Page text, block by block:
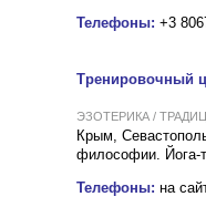
Телефоны: +3
Тренировочный
ЭЗОТЕРИКА /
Крым,
философии. Йога-
Телефоны: на